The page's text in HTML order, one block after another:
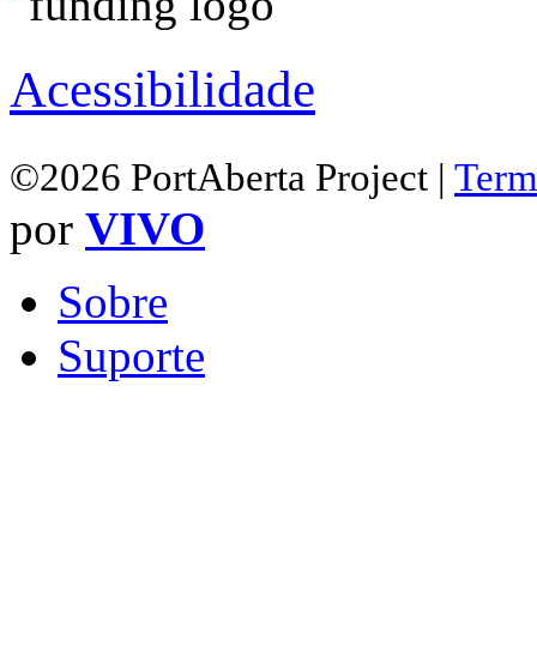
Acessibilidade
©2026 PortAberta Project |
por VIVO
Sobre
Suporte